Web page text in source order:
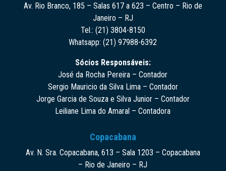
Av. Rio Branco, 185 – Salas 617 a 623 – Centro – Rio de
Janeiro – RJ
Tel.: (21) 3804-8150
Whatsapp: (21) 97988-6392
Sócios Responsáveis:
José da Rocha Pereira – Contador
Sergio Mauricio da Silva Lima – Contador
Jorge Garcia de Souza e Silva Junior – Contador
Leiliane Lima do Amaral – Contadora
Copacabana
Av. N. Sra. Copacabana, 613 – Sala 1203 – Copacabana
– Rio de Janeiro – RJ